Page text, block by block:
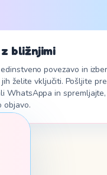
bližnjimi
povezavo in
želite vključiti. Pošljite
WhatsAppa in
objavo.